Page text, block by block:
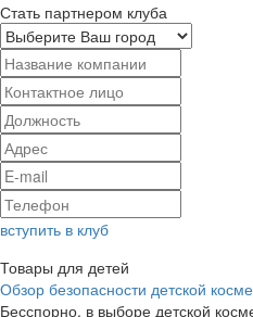
ЛЭТУАЛЬ
2.3%
cashback
Стать партнером клуба
вступить в клуб
Товары для детей
Обзор безопасности детской
Бесспорно, в выборе детской